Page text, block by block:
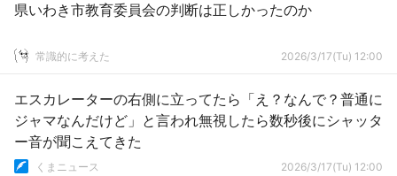
県いわき市教育委員会の判断は正しかったのか
常識的に考えた 2026/3/17(Tu) 12:00
エスカレーターの右側に立ってたら「え？なんで？普通に
ジャマなんだけど」と言われ無視したら数秒後にシャッタ
ー音が聞こえてきた
くまニュース 2026/3/17(Tu) 12:00